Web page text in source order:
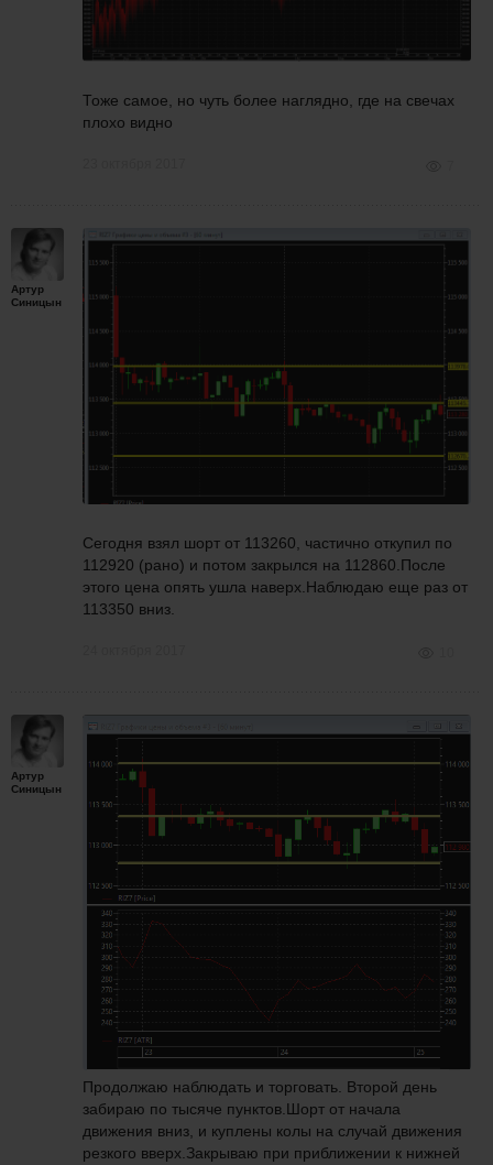
Тоже самое, но чуть более наглядно, где на свечах
плохо видно
Артур
Синицын
Сегодня взял шорт от 113260, частично откупил по
112920 (рано) и потом закрылся на 112860.После
этого цена опять ушла наверх.Наблюдаю еще раз от
113350 вниз.
Артур
Синицын
Продолжаю наблюдать и торговать. Второй день
забираю по тысяче пунктов.Шорт от начала
движения вниз, и куплены колы на случай движения
резкого вверх.Закрываю при приближении к нижней